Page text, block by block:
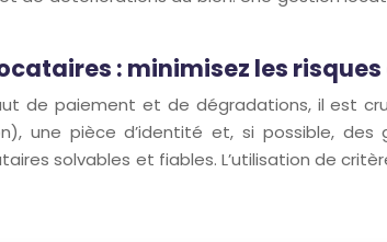
: minimisez les
de paiement et de dégradations, il est
une pièce d’identité et, si possible,
solvables et fiables. L’utilisation de